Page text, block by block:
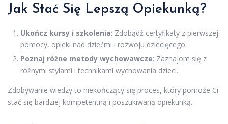
Jak Stać Się Lepszą Opiekunką?
Ukończ kursy i szkolenia: Zdobądź certyfikaty z pierwszej
pomocy, opieki nad dziećmi i rozwoju dziecięcego.
Poznaj różne metody wychowawcze: Zaznajom się z
różnymi stylami i technikami wychowania dzieci.
Zdobywanie wiedzy to niekończący się proces, który pomoże Ci
stać się bardziej kompetentną i poszukiwaną opiekunką.